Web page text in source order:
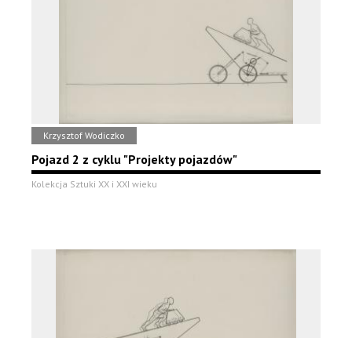
Krzysztof Wodiczko
Pojazd 2 z cyklu "Projekty pojazdów"
Kolekcja Sztuki XX i XXI wieku